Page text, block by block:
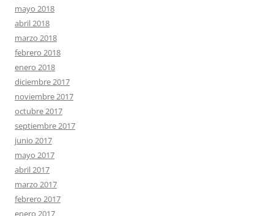
mayo 2018
abril 2018
marzo 2018
febrero 2018
enero 2018
diciembre 2017
noviembre 2017
octubre 2017
septiembre 2017
junio 2017
mayo 2017
abril 2017
marzo 2017
febrero 2017
enero 2017